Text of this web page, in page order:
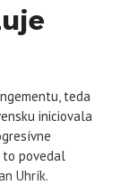
teda
iniciovala
to povedal
Uhrík.